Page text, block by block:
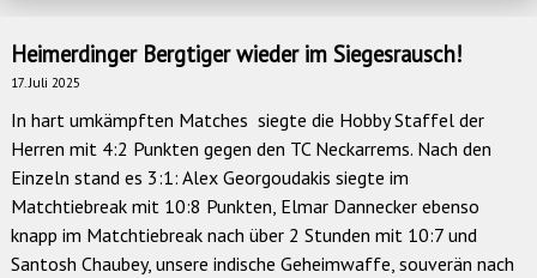
Heimerdinger Bergtiger wieder im Siegesrausch!
17. Juli 2025
In hart umkämpften Matches siegte die Hobby Staffel der
Herren mit 4:2 Punkten gegen den TC Neckarrems. Nach den
Einzeln stand es 3:1: Alex Georgoudakis siegte im
Matchtiebreak mit 10:8 Punkten, Elmar Dannecker ebenso
knapp im Matchtiebreak nach über 2 Stunden mit 10:7 und
Santosh Chaubey, unsere indische Geheimwaffe, souverän nach